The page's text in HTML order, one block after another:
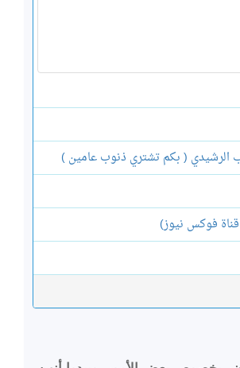
الرشيدي ( بكم تشتري ذنوب عامين )
فوكس نيوز)